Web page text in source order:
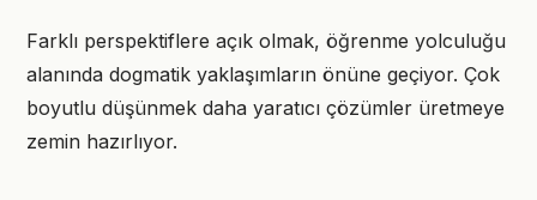
Farklı perspektiflere açık olmak, öğrenme yolculuğu
alanında dogmatik yaklaşımların önüne geçiyor. Çok
boyutlu düşünmek daha yaratıcı çözümler üretmeye
zemin hazırlıyor.